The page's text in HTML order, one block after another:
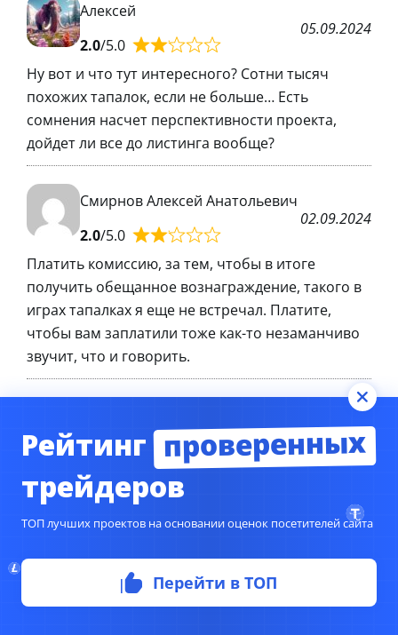
Алексей
2.0/5.0
05.09.2024
Ну вот и что тут интересного? Сотни тысяч
похожих тапалок, если не больше… Есть
сомнения насчет перспективности проекта,
дойдет ли все до листинга вообще?
Смирнов Алексей Анатольевич
2.0/5.0
02.09.2024
Платить комиссию, за тем, чтобы в итоге
получить обещанное вознаграждение, такого в
играх тапалках я еще не встречал. Платите,
чтобы вам заплатили тоже как-то незаманчиво
звучит, что и говорить.
2.0 /5.0
29.08.2024
Иногда поигрываю в тапалки, но чисто ради
того, чтобы развлечься. Отношу их к категории
финансовая фигня. Никакой прибыли в кликерах
Рейтинг проверенных
трейдеров
ТОП лучших проектов на основании оценок посетителей сайта
Перейти в ТОП